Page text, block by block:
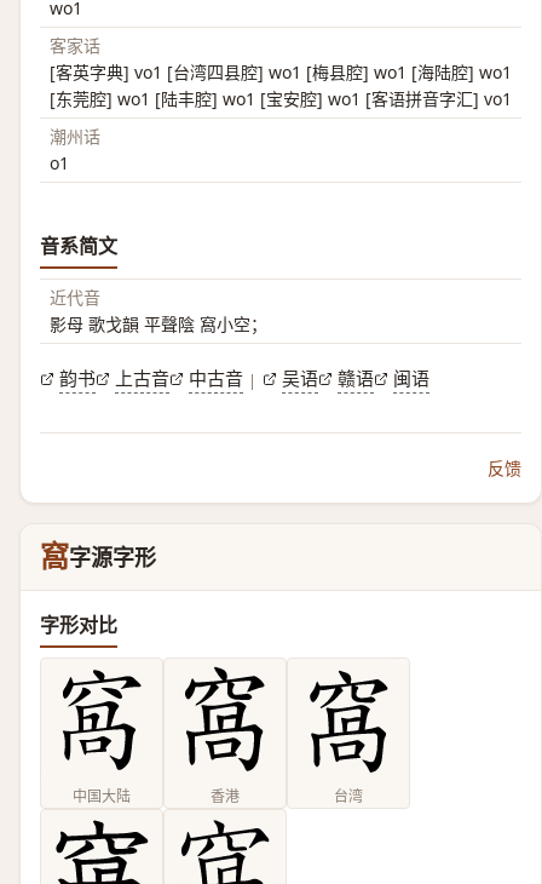
wo1
客家话
[客英字典] vo1 [台湾四县腔] wo1 [梅县腔] wo1 [海陆腔] wo1
[东莞腔] wo1 [陆丰腔] wo1 [宝安腔] wo1 [客语拼音字汇] vo1
潮州话
o1
音系简文
近代音
影母 歌戈韻 平聲陰 窩小空；
韵书 上古音 中古音 | 吴语 赣语 闽语
反馈
窩字源字形
字形对比
中国大陆 香港 台湾